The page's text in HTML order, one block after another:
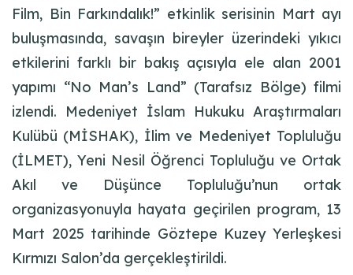
Film, Bin Farkındalık!” etkinlik serisinin Mart ayı
buluşmasında, savaşın bireyler üzerindeki yıkıcı
etkilerini farklı bir bakış açısıyla ele alan 2001
yapımı “No Man’s Land” (Tarafsız Bölge) filmi
izlendi. Medeniyet İslam Hukuku Araştırmaları
Kulübü (MİSHAK), İlim ve Medeniyet Topluluğu
(İLMET), Yeni Nesil Öğrenci Topluluğu ve Ortak
Akıl ve Düşünce Topluluğu’nun ortak
organizasyonuyla hayata geçirilen program, 13
Mart 2025 tarihinde Göztepe Kuzey Yerleşkesi
Kırmızı Salon’da gerçekleştirildi.